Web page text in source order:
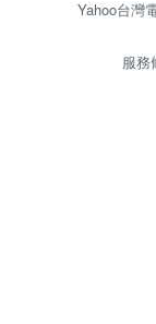
Yahoo台灣
服務